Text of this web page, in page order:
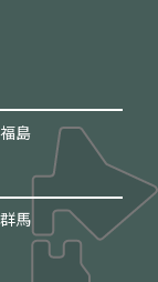
福島
群馬